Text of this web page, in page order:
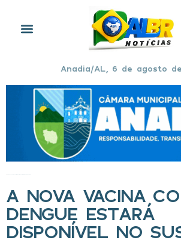
Anadia/AL, 6 de agosto
A NOVA VACINA
DENGUE ESTARÁ
DISPONÍVEL NO